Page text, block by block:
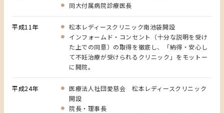
同大付属病院診療医長
平成11年
松本レディースクリニック南池袋開設
インフォームド・コンセント（十分な説明を受け
た上での同意）の取得を徹底し、「納得・安心し
て不妊治療が受けられるクリニック」をモットー
に開院。
平成24年
医療法人社団愛慈会 松本レディースクリニック
開設
院長・理事長